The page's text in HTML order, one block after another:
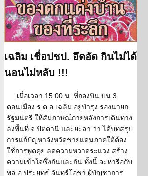
เฉลิม เชื่อปชป. อึดอัด กินไม่ได้
นอนไม่หลับ !!!
เมื่อเวลา 15.00 น. ที่กองบิน บน.3
ดอนเมือง ร.ต.อ.เฉลิม อยู่บำรุง รองนายก
รัฐมนตรี ให้สัมภาษณ์ภายหลังการเดินทาง
ลงพื้นที่ จ.ปัตตานี และยะลา ว่า ได้บทสรุป
การแก้ปัญหาจังหวัดชายแดนภาคใต้ต้อง
ใช้การพูดคุย ลดความหวาดระแวง สร้าง
ความเข้าใจซึ่งกันและกัน ทั้งนี้ จะหารือกับ
พล.อ.ประยุทธ์ จันทร์โอชา ผู้บัญชาการ